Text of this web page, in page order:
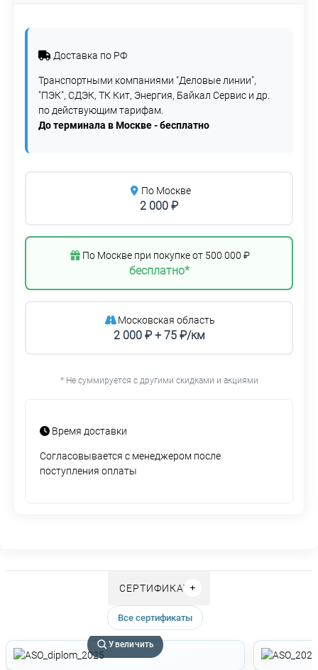
Доставка по РФ
Транспортными компаниями "Деловые линии",
"ПЭК", СДЭК, ТК Кит, Энергия, Байкал Сервис и др.
по действующим тарифам.
До терминала в Москве - бесплатно
По Москве
2 000 ₽
По Москве при покупке от 500 000 ₽
бесплатно*
Московская область
2 000 ₽ + 75 ₽/км
* Не суммируется с другими скидками и акциями
Время доставки
Согласовывается с менеджером после
поступления оплаты
СЕРТИФИКАТЫ
Все сертификаты
Увеличить